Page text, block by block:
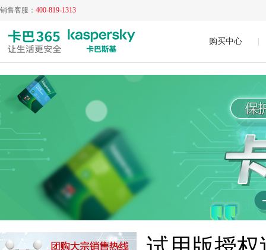
销售客服： 400-819-1313
购买中心